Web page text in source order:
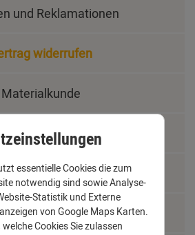
und Reklamationen
widerrufen
Materialkunde
Fachbegriffe
Jobs
und Installationshilfen
essentielle Cookies die zum
notwendig sind sowie Analyse-
Statistik und Externe
von Google Maps Karten.
Cookies Sie zulassen